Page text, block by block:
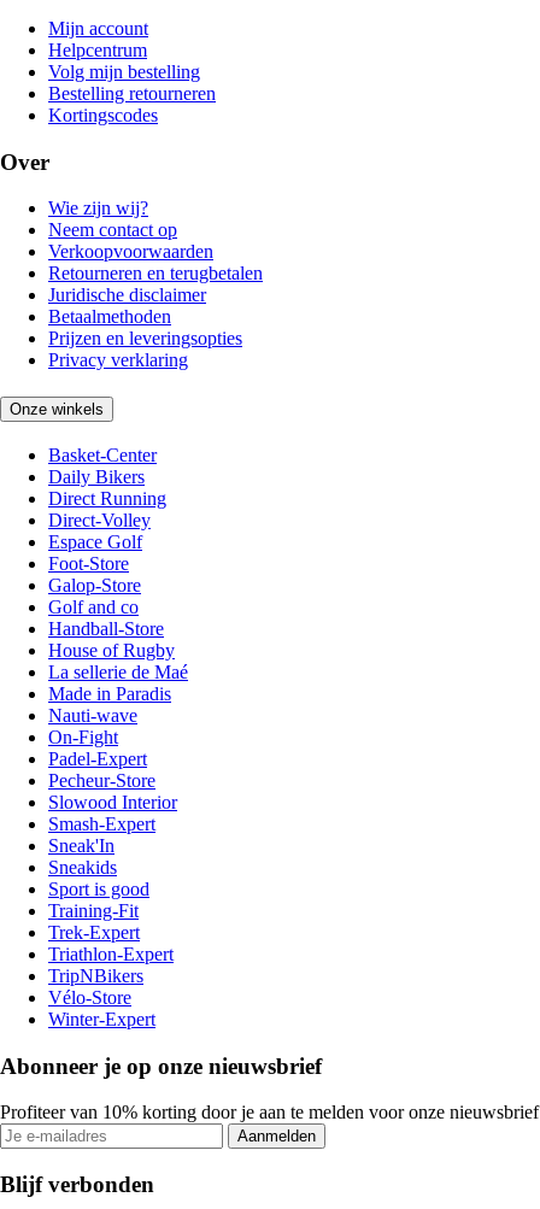
Mijn account
Helpcentrum
Volg mijn bestelling
Bestelling retourneren
Kortingscodes
Over
Wie zijn wij?
Neem contact op
Verkoopvoorwaarden
Retourneren en terugbetalen
Juridische disclaimer
Betaalmethoden
Prijzen en leveringsopties
Privacy verklaring
Onze winkels
Basket-Center
Daily Bikers
Direct Running
Direct-Volley
Espace Golf
Foot-Store
Galop-Store
Golf and co
Handball-Store
House of Rugby
La sellerie de Maé
Made in Paradis
Nauti-wave
On-Fight
Padel-Expert
Pecheur-Store
Slowood Interior
Smash-Expert
Sneak'In
Sneakids
Sport is good
Training-Fit
Trek-Expert
Triathlon-Expert
TripNBikers
Vélo-Store
Winter-Expert
Abonneer je op onze nieuwsbrief
Profiteer van 10% korting door je aan te melden voor onze nieuwsbrief
Aanmelden
Blijf verbonden